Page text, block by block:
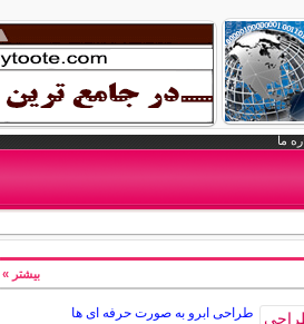
ما
طراحی ابرو به صورت حرفه ای ها
بیشتر »